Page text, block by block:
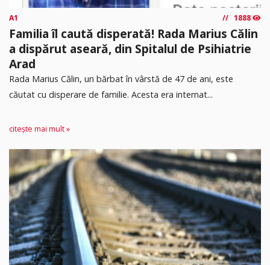
A1 1888
Familia îl caută disperată! Rada Marius Călin
a dispărut aseară, din Spitalul de Psihiatrie
Arad
Rada Marius Călin, un bărbat în vârstă de 47 de ani, este
căutat cu disperare de familie. Acesta era internat...
citește mai mult »